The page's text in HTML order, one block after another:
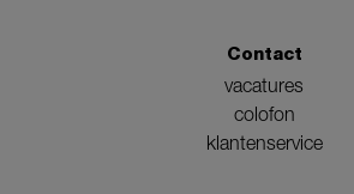
Contact
vacatures
colofon
klantenservice